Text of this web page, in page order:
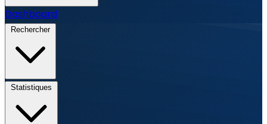
Dashboard
Rechercher
Statistiques